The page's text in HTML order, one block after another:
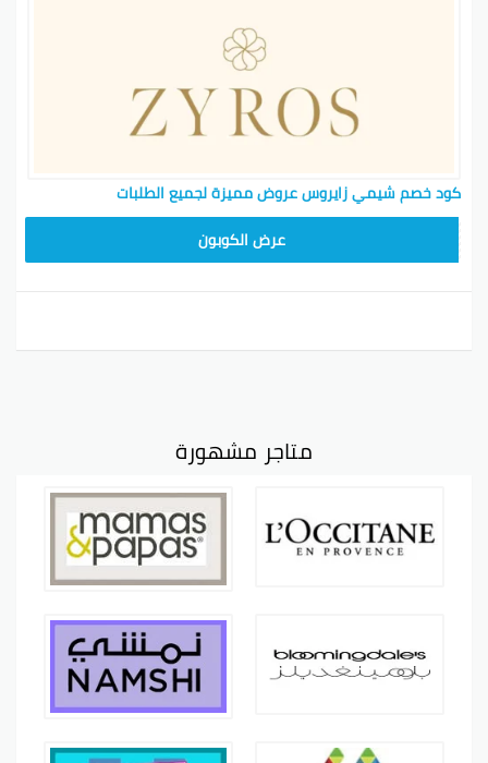
كود خصم شيمي زايروس عروض مميزة لجميع الطلبات
عرض الكوبون
متاجر مشهورة